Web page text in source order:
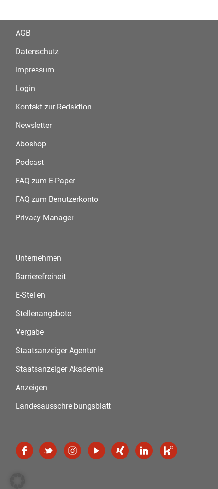
AGB
Datenschutz
Impressum
Login
Kontakt zur Redaktion
Newsletter
Aboshop
Podcast
FAQ zum E-Paper
FAQ zum Benutzerkonto
Privacy Manager
Unternehmen
Barrierefreiheit
E-Stellen
Stellenangebote
Vergabe
Staatsanzeiger Agentur
Staatsanzeiger Akademie
Anzeigen
Landesausschreibungsblatt